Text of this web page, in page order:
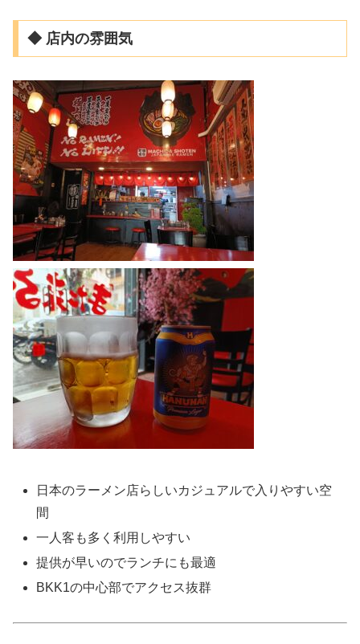
◆ 店内の雰囲気
日本のラーメン店らしいカジュアルで入りやすい空
間
一人客も多く利用しやすい
提供が早いのでランチにも最適
BKK1の中心部でアクセス抜群